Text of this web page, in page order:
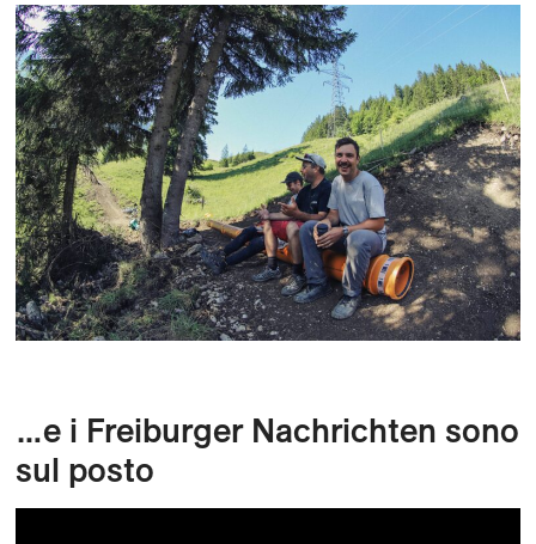
…e i Freiburger Nachrichten sono
sul posto